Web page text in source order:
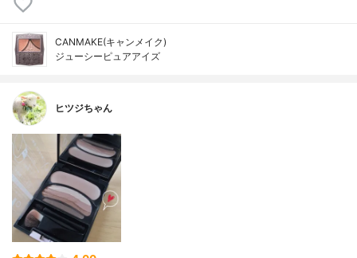
CANMAKE(キャンメイク)
ジューシーピュアアイズ
ヒツジちゃん